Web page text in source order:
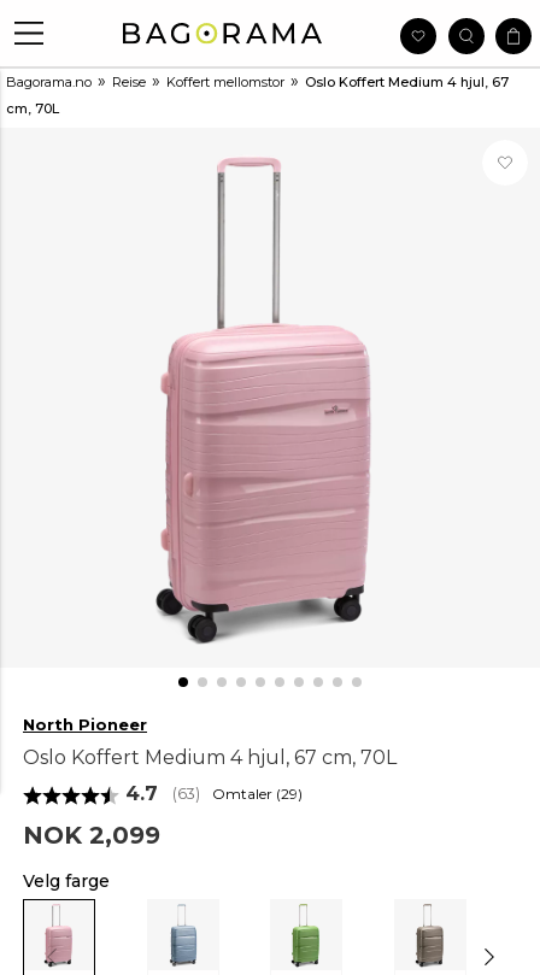
Bagorama.no » Reise » Koffert mellomstor » Oslo Koffert Medium 4 hjul, 67
cm, 70L
North Pioneer
Oslo Koffert Medium 4 hjul, 67 cm, 70L
Gjennomsnittskarakter:
4.7 (stemmer:
63) Omtaler (29)
NOK 2,099
Velg farge